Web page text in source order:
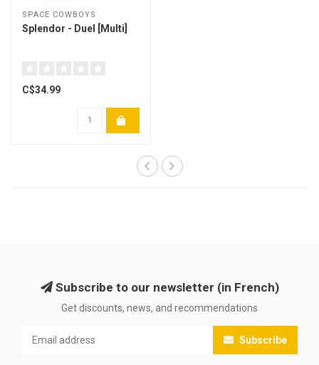
SPACE COWBOYS
Splendor - Duel [Multi]
C$34.99
Subscribe to our newsletter (in French)
Get discounts, news, and recommendations
Subscribe